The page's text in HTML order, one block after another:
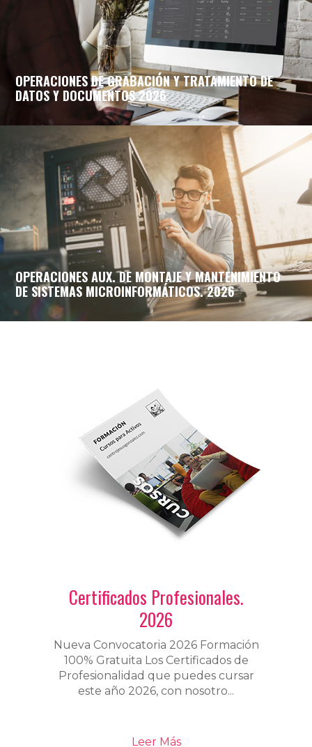
OPERACIONES DE GRABACIÓN Y TRATAMIENTO DE
DATOS Y DOCUMENTOS 2026
OPERACIONES AUX. DE MONTAJE Y MANTENIMIENTO
DE SISTEMAS MICROINFORMÁTICOS. 2026
Certificados Profesionales.
2026
Nueva Convocatoria 2026 Formación
100% Gratuita Los Certificados de
Profesionalidad que puedes cursar
este año 2026, con nosotro...
Leer Más